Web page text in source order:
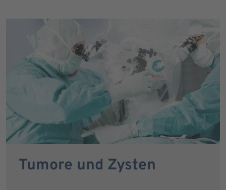
Tumore und Zysten